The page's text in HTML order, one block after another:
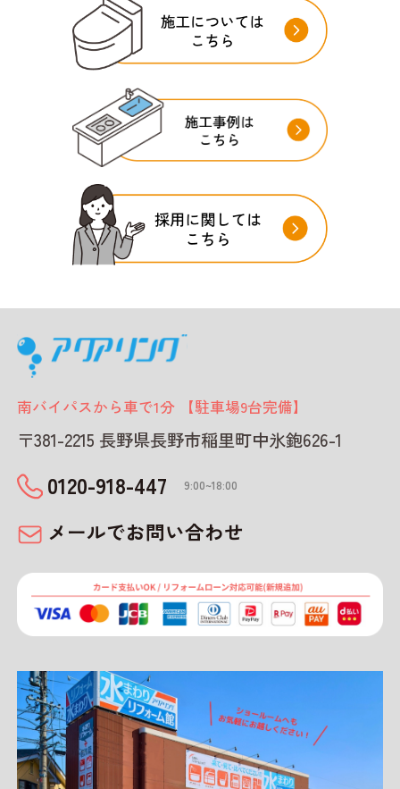
南バイパスから車で1分 【駐車場9台完備】
〒381-2215 長野県長野市稲里町中氷鉋626-1
0120-918-447 9:00~18:00
メールでお問い合わせ